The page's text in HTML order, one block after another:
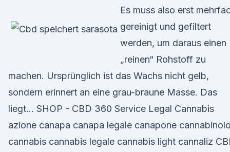
Es muss also erst
gereinigt und gefiltert
werden, um daraus einen
„reinen“ Rohstoff zu
machen. Ursprünglich ist das Wachs nicht gelb,
sondern erinnert an eine grau-braune Masse. Das
liegt… SHOP - CBD 360 Service Legal Cannabis
azione canapa canapa legale canapone cannabinolo
cannabis cannabis legale cannabis light cannaliz